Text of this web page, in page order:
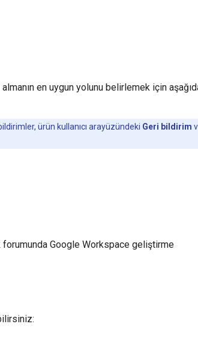
en uygun yolunu belirlemek için
ürün kullanıcı arayüzündeki Geri bildirim
Google Workspace geliştirme